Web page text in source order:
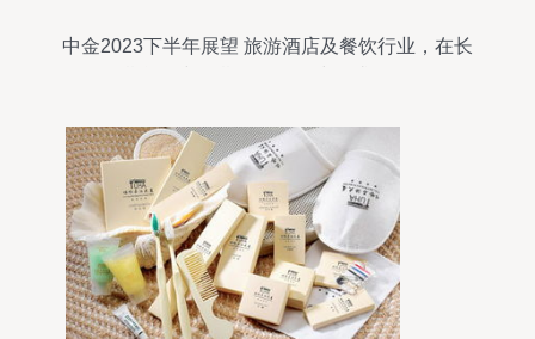
中金2023下半年展望 旅游酒店及餐饮行业，在长